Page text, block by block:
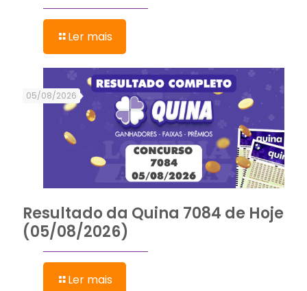
Ler mais
05/08/2026
Resultado da Quina 7084 de Hoje
(05/08/2026)
Ler mais